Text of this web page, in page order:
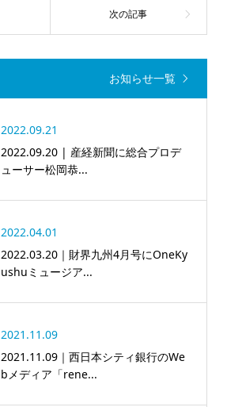
お知らせ一覧
2022.09.21
2022.09.20 | 産経新聞に総合プロデ
ューサー松岡恭...
2022.04.01
2022.03.20｜財界九州4月号にOneKy
ushuミュージア...
2021.11.09
2021.11.09｜西日本シティ銀行のWe
bメディア「rene...